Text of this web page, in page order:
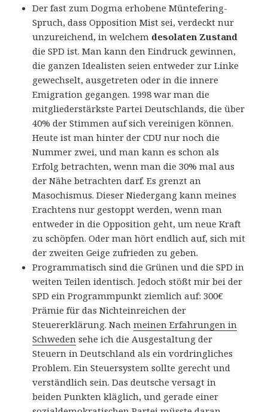
Der fast zum Dogma erhobene Müntefering-
Spruch, dass Opposition Mist sei, verdeckt nur
unzureichend, in welchem desolaten Zustand
die SPD ist. Man kann den Eindruck gewinnen,
die ganzen Idealisten seien entweder zur Linke
gewechselt, ausgetreten oder in die innere
Emigration gegangen. 1998 war man die
mitgliederstärkste Partei Deutschlands, die über
40% der Stimmen auf sich vereinigen können.
Heute ist man hinter der CDU nur noch die
Nummer zwei, und man kann es schon als
Erfolg betrachten, wenn man die 30% mal aus
der Nähe betrachten darf. Es grenzt an
Masochismus. Dieser Niedergang kann meines
Erachtens nur gestoppt werden, wenn man
entweder in die Opposition geht, um neue Kraft
zu schöpfen. Oder man hört endlich auf, sich mit
der zweiten Geige zufrieden zu geben.
Programmatisch sind die Grünen und die SPD in
weiten Teilen identisch. Jedoch stößt mir bei der
SPD ein Programmpunkt ziemlich auf: 300€
Prämie für das Nichteinreichen der
Steuererklärung. Nachmeinen Erfahrungen in
Schweden sehe ich die Ausgestaltung der
Steuern in Deutschland als ein vordringliches
Problem. Ein Steuersystem sollte gerecht und
verständlich sein. Das deutsche versagt in
beiden Punkten kläglich, und gerade einer